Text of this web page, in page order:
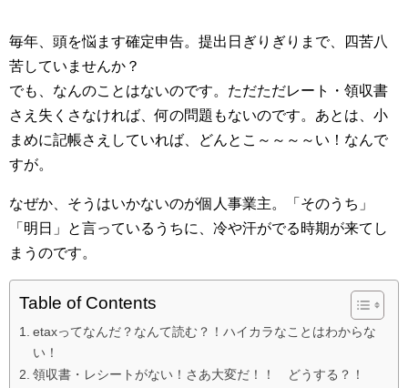
毎年、頭を悩ます確定申告。提出日ぎりぎりまで、四苦八
苦していませんか？
でも、なんのことはないのです。ただただレート・領収書
さえ失くさなければ、何の問題もないのです。あとは、小
まめに記帳さえしていれば、どんとこ～～～～い！なんで
すが。
なぜか、そうはいかないのが個人事業主。「そのうち」
「明日」と言っているうちに、冷や汗がでる時期が来てし
まうのです。
Table of Contents
etaxってなんだ？なんて読む？！ハイカラなことはわからな
い！
領収書・レシートがない！さあ大変だ！！ どうする？！